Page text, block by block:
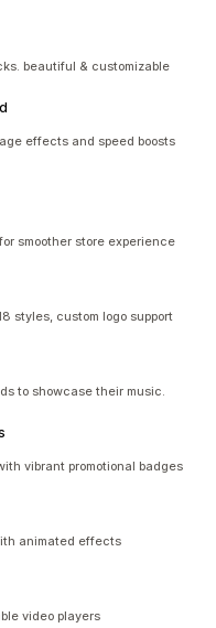
beautiful & customizable
effects and speed boosts
smoother store experience
styles, custom logo support
to showcase their music.
vibrant promotional badges
animated effects
video players